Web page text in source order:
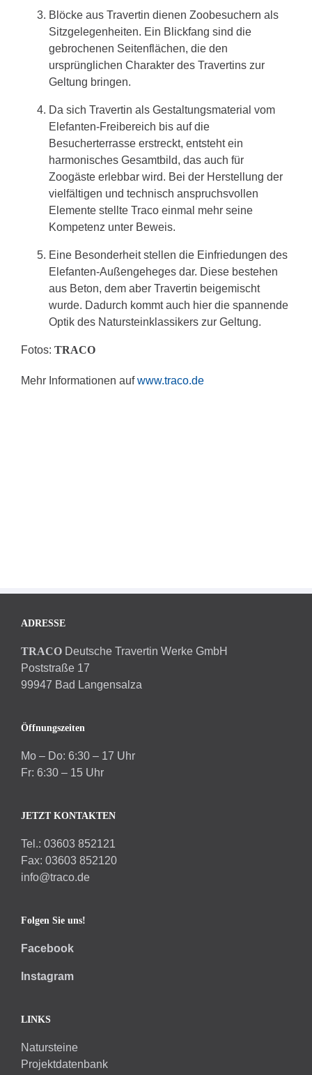
Blöcke aus Travertin dienen Zoobesuchern als
Sitzgelegenheiten. Ein Blickfang sind die
gebrochenen Seitenflächen, die den
ursprünglichen Charakter des Travertins zur
Geltung bringen.
Da sich Travertin als Gestaltungsmaterial vom
Elefanten-Freibereich bis auf die
Besucherterrasse erstreckt, entsteht ein
harmonisches Gesamtbild, das auch für
Zoogäste erlebbar wird. Bei der Herstellung der
vielfältigen und technisch anspruchsvollen
Elemente stellte Traco einmal mehr seine
Kompetenz unter Beweis.
Eine Besonderheit stellen die Einfriedungen des
Elefanten-Außengeheges dar. Diese bestehen
aus Beton, dem aber Travertin beigemischt
wurde. Dadurch kommt auch hier die spannende
Optik des Natursteinklassikers zur Geltung.
Fotos: TRACO
Mehr Informationen aufwww.traco.de
ADRESSE
TRACO Deutsche Travertin Werke GmbH
Poststraße 17
99947 Bad Langensalza
Öffnungszeiten
Mo – Do: 6:30 – 17 Uhr
Fr: 6:30 – 15 Uhr
JETZT KONTAKTEN
Tel.: 03603 852121
Fax: 03603 852120
info@traco.de
Folgen Sie uns!
Facebook
Instagram
LINKS
Natursteine
Projektdatenbank